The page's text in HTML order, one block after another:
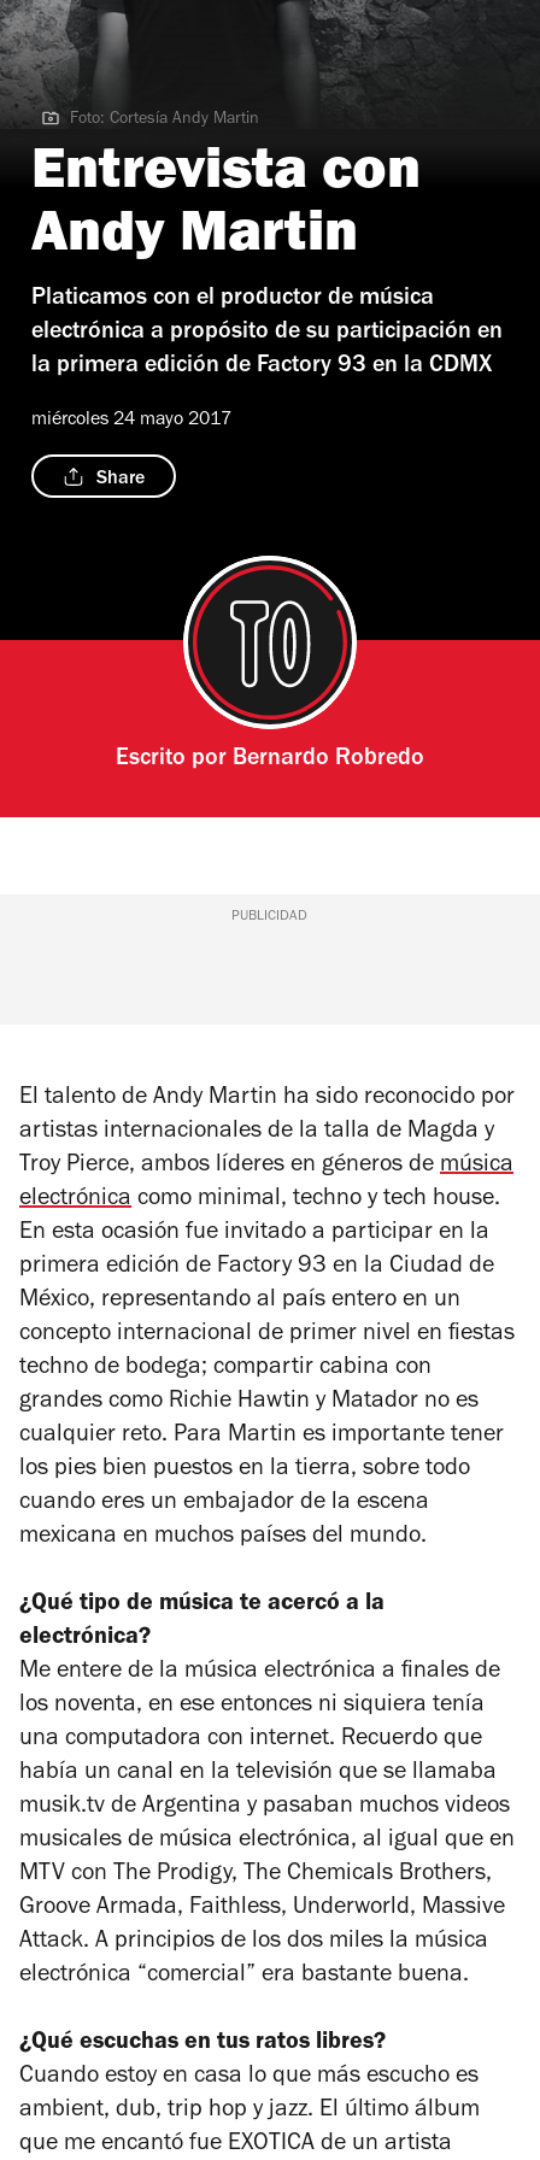
Foto: Cortesía Andy Martin
Foto: Cortesía Andy Martin
Entrevista con
Andy Martin
Platicamos con el productor de música
electrónica a propósito de su participación en
la primera edición de Factory 93 en la CDMX
miércoles 24 mayo 2017
Share
Escrito por Bernardo Robredo
PUBLICIDAD
El talento de Andy Martin ha sido reconocido por
artistas internacionales de la talla de Magda y
Troy Pierce, ambos líderes en géneros de música
electrónica como minimal, techno y tech house.
En esta ocasión fue invitado a participar en la
primera edición de Factory 93 en la Ciudad de
México, representando al país entero en un
concepto internacional de primer nivel en fiestas
techno de bodega; compartir cabina con
grandes como Richie Hawtin y Matador no es
cualquier reto. Para Martin es importante tener
los pies bien puestos en la tierra, sobre todo
cuando eres un embajador de la escena
mexicana en muchos países del mundo.
¿Qué tipo de música te acercó a la
electrónica?
Me entere de la música electrónica a finales de
los noventa, en ese entonces ni siquiera tenía
una computadora con internet. Recuerdo que
había un canal en la televisión que se llamaba
musik.tv de Argentina y pasaban muchos videos
musicales de música electrónica, al igual que en
MTV con The Prodigy, The Chemicals Brothers,
Groove Armada, Faithless, Underworld, Massive
Attack. A principios de los dos miles la música
electrónica “comercial” era bastante buena.
¿Qué escuchas en tus ratos libres?
Cuando estoy en casa lo que más escucho es
ambient, dub, trip hop y jazz. El último álbum
que me encantó fue EXOTICA de un artista